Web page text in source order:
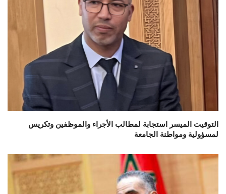
التوقيت الميسر استجابة لمطالب الأجراء والموظفين وتكريس
لمسؤولية ومواطنة الجامعة